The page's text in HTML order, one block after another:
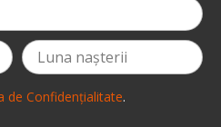
de Confidențialitate.